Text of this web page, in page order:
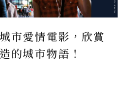
市愛情電影，欣賞
的城市物語！